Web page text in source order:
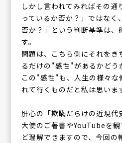
しかし言われてみればその通
っているか否か？」ではなく
否か？」という判断基準は、
す。
問題は、こちら側にそれを
るだけの"感性"があるかどう
この"感性"も、人生の様々な
れて行くものだと私は思いま
肝心の「欺瞞だらけの近現代
大使のご著書やYouTubeを
ど理解できますので、今回の